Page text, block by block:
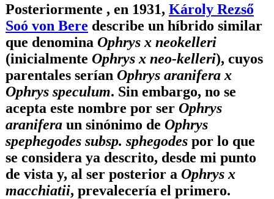
Posteriormente , en 1931, Károly Rezső
Soó von Bere describe un híbrido similar
que denomina Ophrys x neokelleri
(inicialmente Ophrys x neo-kelleri), cuyos
parentales serían Ophrys aranifera x
Ophrys speculum. Sin embargo, no se
acepta este nombre por ser Ophrys
aranifera un sinónimo de Ophrys
spephegodes subsp. sphegodes por lo que
se considera ya descrito, desde mi punto
de vista y, al ser posterior a Ophrys x
macchiatii, prevalecería el primero.